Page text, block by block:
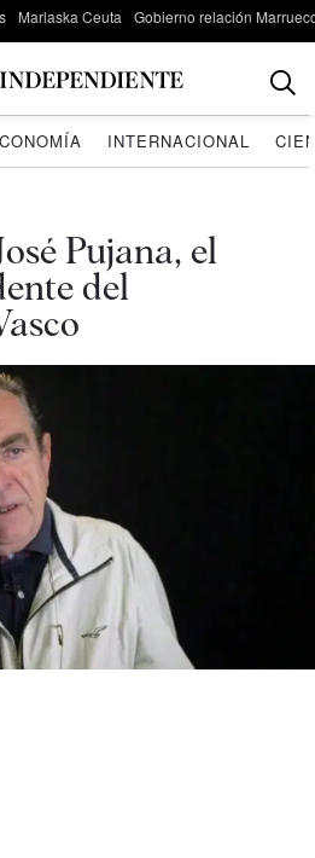
Marlaska Ceuta Gobierno relación
INTERNACIONAL
Pujana, el
del